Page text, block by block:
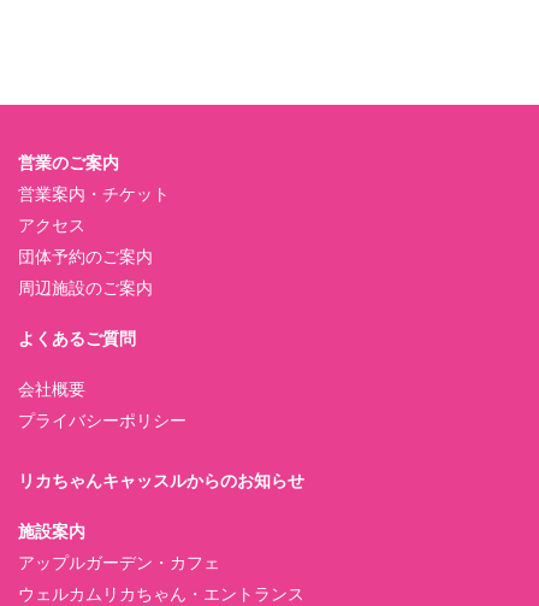
営業のご案内
営業案内・チケット
アクセス
団体予約のご案内
周辺施設のご案内
よくあるご質問
会社概要
プライバシーポリシー
リカちゃんキャッスルからのお知らせ
施設案内
アップルガーデン・カフェ
ウェルカムリカちゃん・エントランス